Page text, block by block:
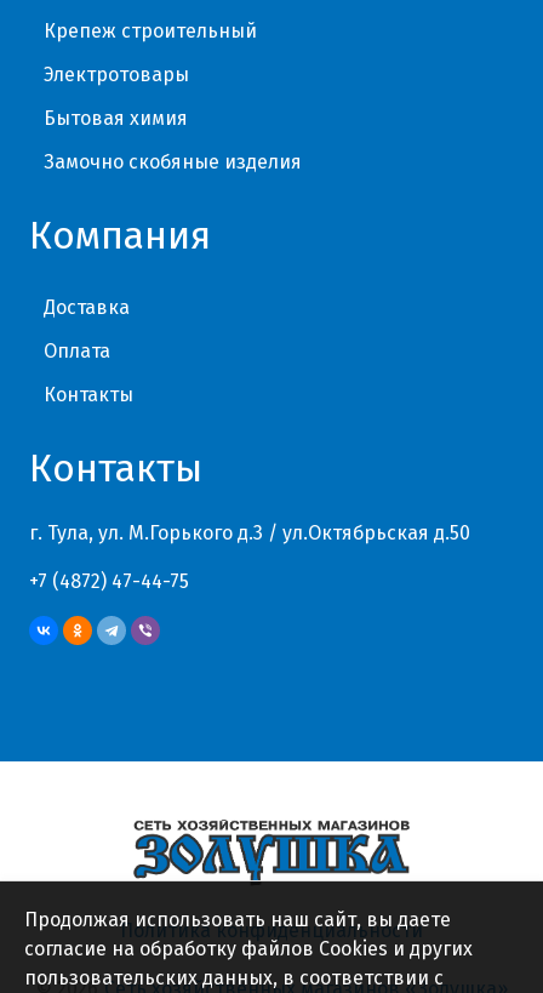
Крепеж строительный
Электротовары
Бытовая химия
Замочно скобяные изделия
Компания
Доставка
Оплата
Контакты
Контакты
г. Тула, ул. М.Горького д.3 / ул.Октябрьская д.50
+7 (4872) 47-44-75
Политика конфиденциальности
Продолжая использовать наш сайт, вы даете
согласие на обработку файлов Cookies и других
пользовательских данных, в соответствии с